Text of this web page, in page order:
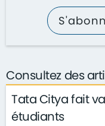
Consultez des
Tata Citya fait
étudiants